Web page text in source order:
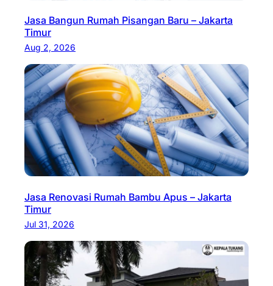
Jasa Bangun Rumah Pisangan Baru – Jakarta
Timur
Aug 2, 2026
Jasa Renovasi Rumah Bambu Apus – Jakarta
Timur
Jul 31, 2026